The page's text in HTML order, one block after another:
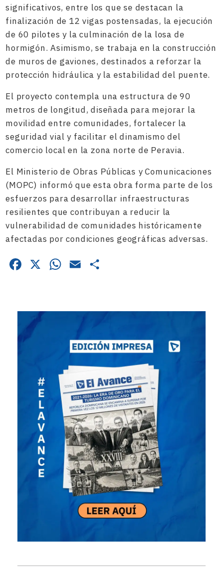
significativos, entre los que se destacan la
finalización de 12 vigas postensadas, la ejecución
de 60 pilotes y la culminación de la losa de
hormigón. Asimismo, se trabaja en la construcción
de muros de gaviones, destinados a reforzar la
protección hidráulica y la estabilidad del puente.
El proyecto contempla una estructura de 90
metros de longitud, diseñada para mejorar la
movilidad entre comunidades, fortalecer la
seguridad vial y facilitar el dinamismo del
comercio local en la zona norte de Peravia.
El Ministerio de Obras Públicas y Comunicaciones
(MOPC) informó que esta obra forma parte de los
esfuerzos para desarrollar infraestructuras
resilientes que contribuyan a reducir la
vulnerabilidad de comunidades históricamente
afectadas por condiciones geográficas adversas.
Facebook
X WhatsApp
Email